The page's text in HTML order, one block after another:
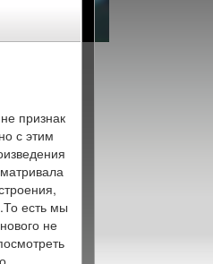
признак
с этим
есть мы
не